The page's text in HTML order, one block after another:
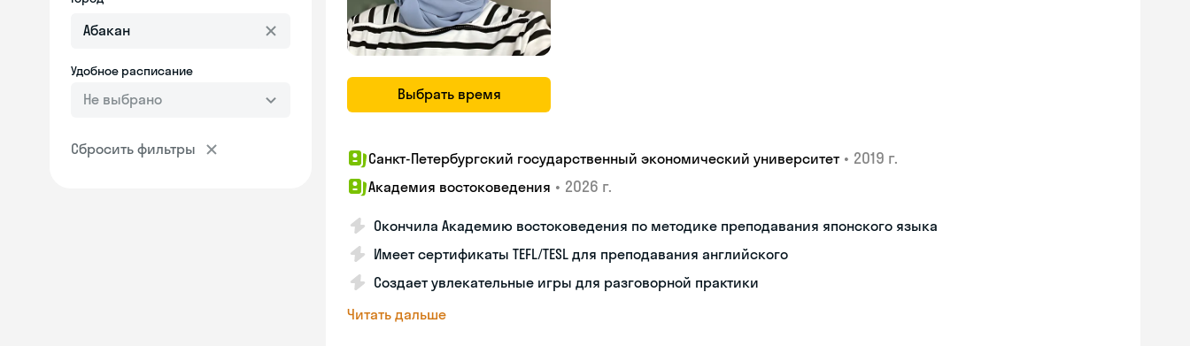
Удобное расписание
Не выбрано
Сбросить фильтры
Выбрать время
Санкт-Петербургский государственный экономический университет • 2019 г.
Академия востоковедения • 2026 г.
Окончила Академию востоковедения по методике преподавания японского языка
Имеет сертификаты TEFL/TESL для преподавания английского
Создает увлекательные игры для разговорной практики
Читать дальше